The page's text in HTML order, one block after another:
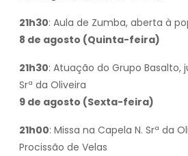
21h30: Aula de Zumba, aberta à
8 de agosto (Quinta-feira)
21h30: Atuação do Grupo Basalto,
Srª da Oliveira
9 de agosto (Sexta-feira)
21h00: Missa na Capela N. Srª da
Procissão de Velas